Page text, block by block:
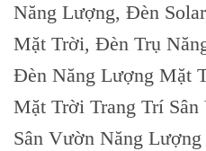
Năng Lượng, Đèn
Mặt Trời, Đèn Trụ
Đèn Năng Lượng Mặt
Mặt Trời Trang Trí
Sân Vườn Năng